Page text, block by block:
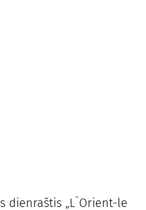
dienraštis „L`Orient-le